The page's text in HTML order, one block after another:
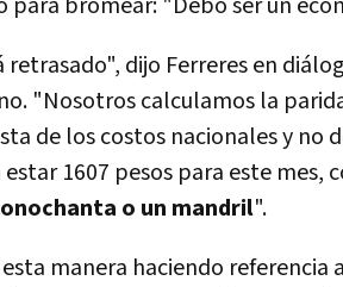
dijo Ferreres en
"Nosotros calculamos la
de los costos nacionales y no
1607 pesos para este mes,
o un mandril".
manera haciendo